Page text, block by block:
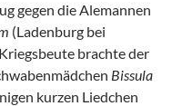
gegen die Alemannen
(Ladenburg bei
brachte der
Bissula
kurzen Liedchen